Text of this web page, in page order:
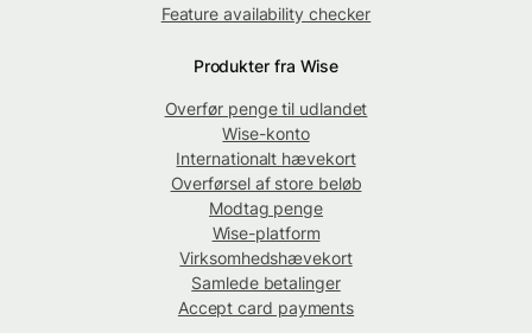
Feature availability checker
Produkter fra Wise
Overfør penge til udlandet
Wise-konto
Internationalt hævekort
Overførsel af store beløb
Modtag penge
Wise-platform
Virksomhedshævekort
Samlede betalinger
Accept card payments